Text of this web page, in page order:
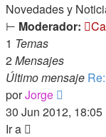
Novedades y
⊢ Moderador:
1 Temas
2Mensajes
Último mensaje
porJorge
último
30 Jun 2012, 18:05
Ir a